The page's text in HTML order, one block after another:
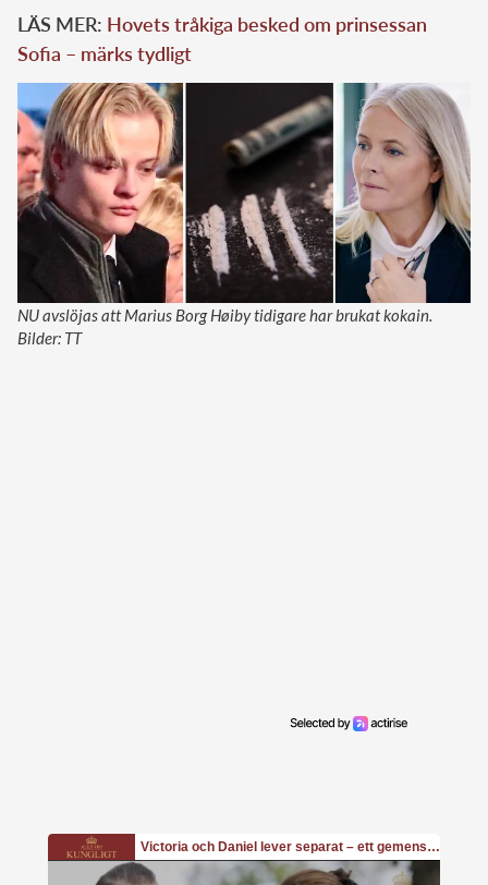
LÄS MER: Hovets tråkiga besked om prinsessan
Sofia – märks tydligt
NU avslöjas att Marius Borg Høiby tidigare har brukat kokain.
Bilder: TT